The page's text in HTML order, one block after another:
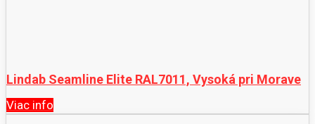
Lindab Seamline Elite RAL7011, Vysoká pri Morave
Viac info